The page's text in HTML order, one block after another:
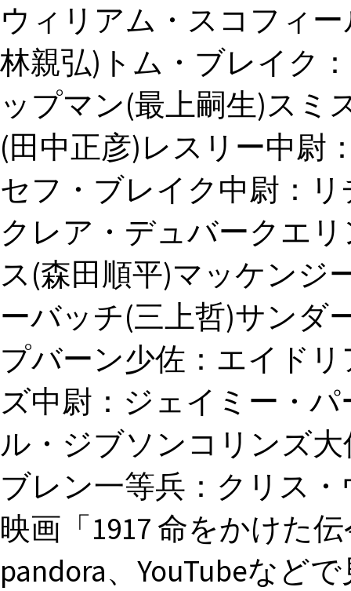
ウィリアム・スコフィ
林親弘)トム・ブレイク
ップマン(最上嗣生)スミ
(田中正彦)レスリー中尉
セフ・ブレイク中尉：
クレア・デュバークエ
ス(森田順平)マッケンジ
ーバッチ(三上哲)サンダ
プバーン少佐：エイド
ズ中尉：ジェイミー・
ル・ジブソンコリンズ
ブレン一等兵：クリス
映画「1917 命をかけた
pandora、YouTubeなど